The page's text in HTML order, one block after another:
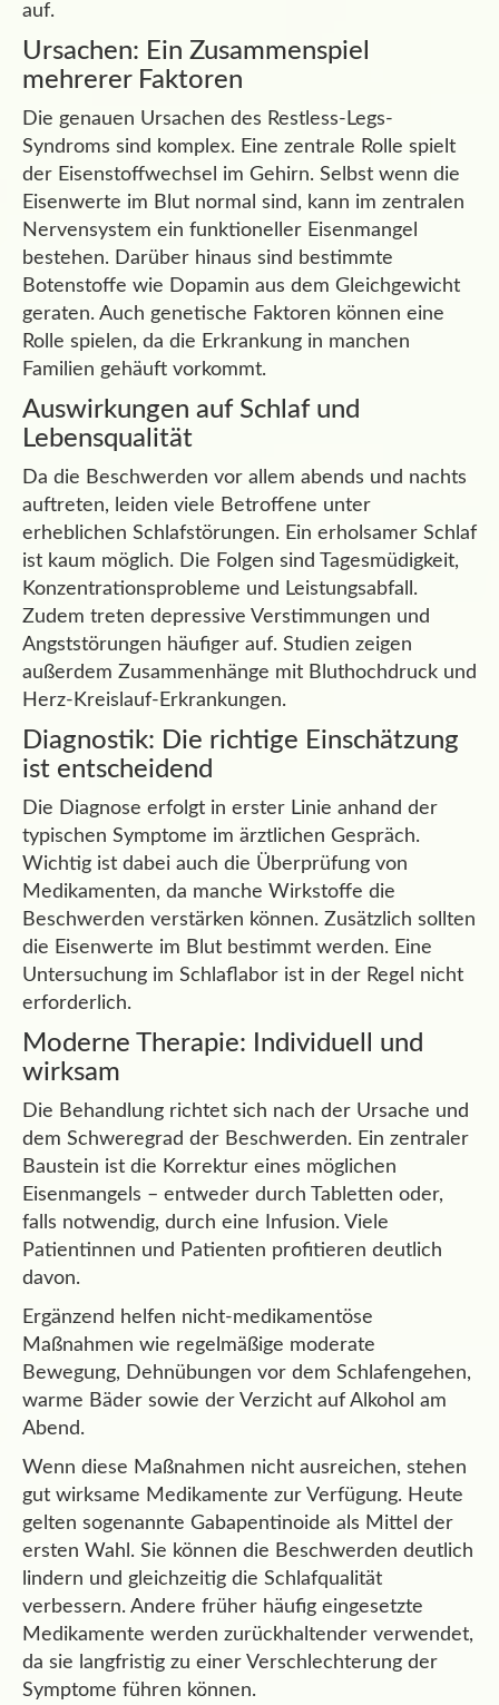
auf.
Ursachen: Ein Zusammenspiel
mehrerer Faktoren
Die genauen Ursachen des Restless-Legs-
Syndroms sind komplex. Eine zentrale Rolle spielt
der Eisenstoffwechsel im Gehirn. Selbst wenn die
Eisenwerte im Blut normal sind, kann im zentralen
Nervensystem ein funktioneller Eisenmangel
bestehen. Darüber hinaus sind bestimmte
Botenstoffe wie Dopamin aus dem Gleichgewicht
geraten. Auch genetische Faktoren können eine
Rolle spielen, da die Erkrankung in manchen
Familien gehäuft vorkommt.
Auswirkungen auf Schlaf und
Lebensqualität
Da die Beschwerden vor allem abends und nachts
auftreten, leiden viele Betroffene unter
erheblichen Schlafstörungen. Ein erholsamer Schlaf
ist kaum möglich. Die Folgen sind Tagesmüdigkeit,
Konzentrationsprobleme und Leistungsabfall.
Zudem treten depressive Verstimmungen und
Angststörungen häufiger auf. Studien zeigen
außerdem Zusammenhänge mit Bluthochdruck und
Herz-Kreislauf-Erkrankungen.
Diagnostik: Die richtige Einschätzung
ist entscheidend
Die Diagnose erfolgt in erster Linie anhand der
typischen Symptome im ärztlichen Gespräch.
Wichtig ist dabei auch die Überprüfung von
Medikamenten, da manche Wirkstoffe die
Beschwerden verstärken können. Zusätzlich sollten
die Eisenwerte im Blut bestimmt werden. Eine
Untersuchung im Schlaflabor ist in der Regel nicht
erforderlich.
Moderne Therapie: Individuell und
wirksam
Die Behandlung richtet sich nach der Ursache und
dem Schweregrad der Beschwerden. Ein zentraler
Baustein ist die Korrektur eines möglichen
Eisenmangels – entweder durch Tabletten oder,
falls notwendig, durch eine Infusion. Viele
Patientinnen und Patienten profitieren deutlich
davon.
Ergänzend helfen nicht-medikamentöse
Maßnahmen wie regelmäßige moderate
Bewegung, Dehnübungen vor dem Schlafengehen,
warme Bäder sowie der Verzicht auf Alkohol am
Abend.
Wenn diese Maßnahmen nicht ausreichen, stehen
gut wirksame Medikamente zur Verfügung. Heute
gelten sogenannte Gabapentinoide als Mittel der
ersten Wahl. Sie können die Beschwerden deutlich
lindern und gleichzeitig die Schlafqualität
verbessern. Andere früher häufig eingesetzte
Medikamente werden zurückhaltender verwendet,
da sie langfristig zu einer Verschlechterung der
Symptome führen können.